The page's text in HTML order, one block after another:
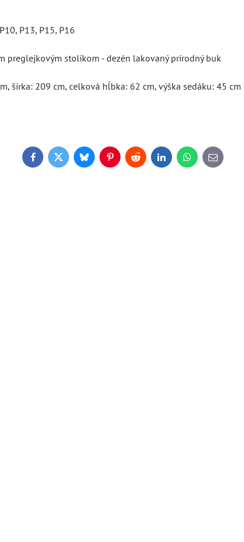
P13, P15, P16
preglejkovým stolíkom - dezén lakovaný prírodný buk
šírka: 209 cm, celková hĺbka: 62 cm, výška sedáku: 45 cm
FacebookTwitterBlueskyPinterestRedditLinkedInWhatsApp
E-
mail